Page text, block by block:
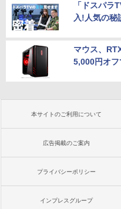
「ドスパラ
入!人気の秘
マウス、
5,000円オフ
本サイトのご利用について
広告掲載のご案内
プライバシーポリシー
インプレスグループ